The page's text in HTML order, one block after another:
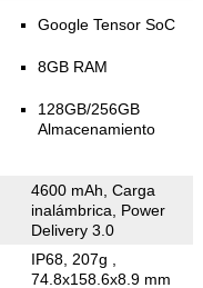
Google Tensor SoC
8GB RAM
128GB/256GB
Almacenamiento
4600 mAh, Carga
inalámbrica, Power
Delivery 3.0
IP68, 207g
74.8x158.6x8.9 mm